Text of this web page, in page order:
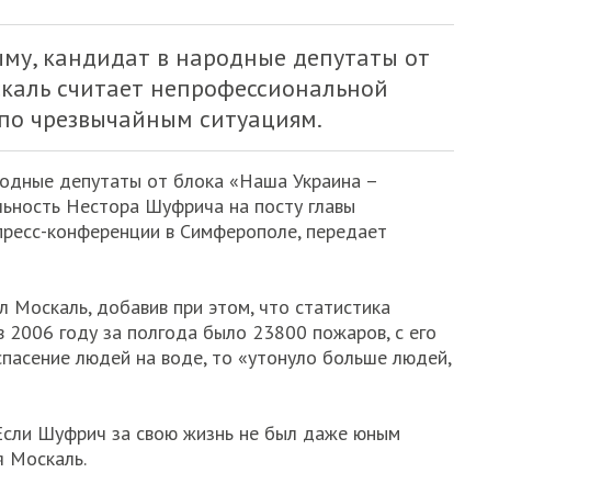
кандидат в народные депутаты от
считает непрофессиональной
чрезвычайным ситуациям.
депутаты от блока «Наша Украина –
Нестора Шуфрича на посту главы
конференции в Симферополе, передает
добавив при этом, что статистика
году за полгода было 23800 пожаров, с его
людей на воде, то «утонуло больше людей,
Шуфрич за свою жизнь не был даже юным
Москаль.